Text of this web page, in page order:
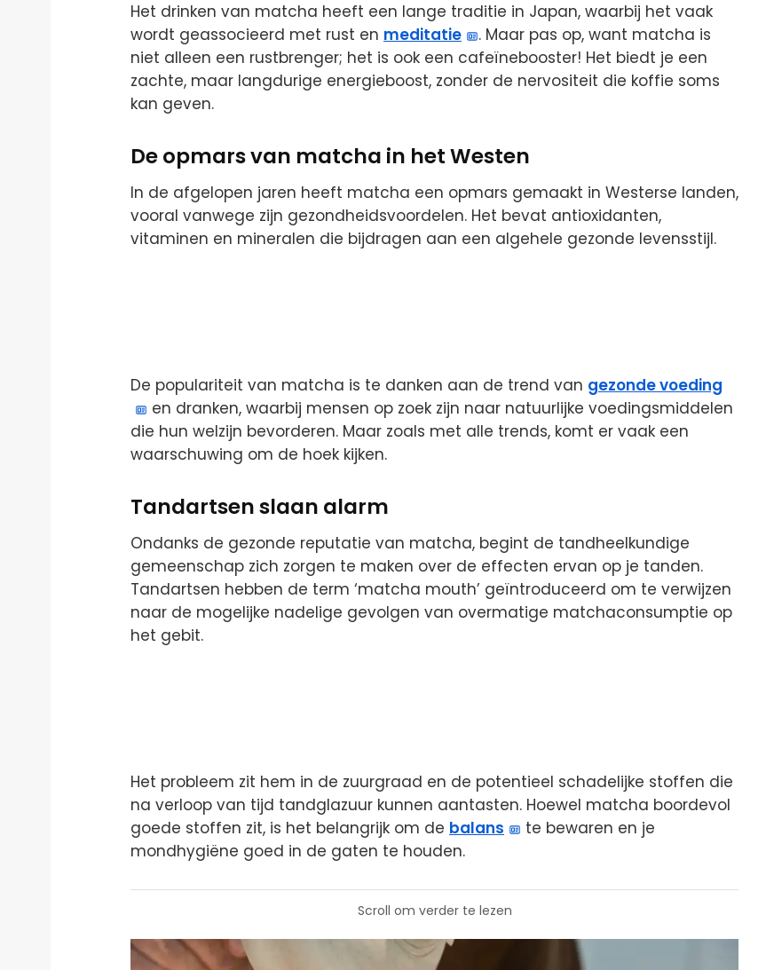
Het drinken van matcha heeft een lange traditie in Japan, waarbij het vaak
wordt geassocieerd met rust en meditatie
. Maar pas op, want matcha is
niet alleen een rustbrenger; het is ook een cafeïnebooster! Het biedt je een
zachte, maar langdurige energieboost, zonder de nervositeit die koffie soms
kan geven.
De opmars van matcha in het Westen
In de afgelopen jaren heeft matcha een opmars gemaakt in Westerse landen,
vooral vanwege zijn gezondheidsvoordelen. Het bevat antioxidanten,
vitaminen en mineralen die bijdragen aan een algehele gezonde levensstijl.
De populariteit van matcha is te danken aan de trend van gezonde voeding
en dranken, waarbij mensen op zoek zijn naar natuurlijke voedingsmiddelen
die hun welzijn bevorderen. Maar zoals met alle trends, komt er vaak een
waarschuwing om de hoek kijken.
Tandartsen slaan alarm
Ondanks de gezonde reputatie van matcha, begint de tandheelkundige
gemeenschap zich zorgen te maken over de effecten ervan op je tanden.
Tandartsen hebben de term ‘matcha mouth’ geïntroduceerd om te verwijzen
naar de mogelijke nadelige gevolgen van overmatige matchaconsumptie op
het gebit.
Het probleem zit hem in de zuurgraad en de potentieel schadelijke stoffen die
na verloop van tijd tandglazuur kunnen aantasten. Hoewel matcha boordevol
goede stoffen zit, is het belangrijk om de balans
te bewaren en je
mondhygiëne goed in de gaten te houden.
Scroll om verder te lezen